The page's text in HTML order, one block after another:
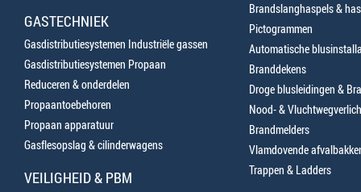
GASTECHNIEK
Gasdistributiesystemen Industriële gassen
Gasdistributiesystemen Propaan
Reduceren & onderdelen
Propaantoebehoren
Propaan apparatuur
Gasflesopslag & cilinderwagens
VEILIGHEID & PBM
Brandslanghaspels &
Pictogrammen
Automatische
Branddekens
Droge blusleidingen &
Nood- &
Brandmelders
Vlamdovende
Trappen & Ladders